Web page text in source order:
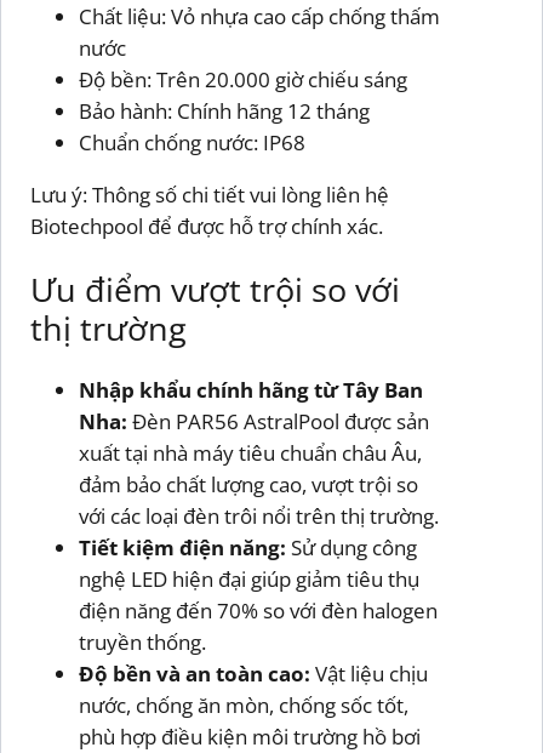
Chất liệu: Vỏ nhựa cao cấp chống thấm
nước
Độ bền: Trên 20.000 giờ chiếu sáng
Bảo hành: Chính hãng 12 tháng
Chuẩn chống nước: IP68
Lưu ý: Thông số chi tiết vui lòng liên hệ
Biotechpool để được hỗ trợ chính xác.
Ưu điểm vượt trội so với
thị trường
Nhập khẩu chính hãng từ Tây Ban
Nha: Đèn PAR56 AstralPool được sản
xuất tại nhà máy tiêu chuẩn châu Âu,
đảm bảo chất lượng cao, vượt trội so
với các loại đèn trôi nổi trên thị trường.
Tiết kiệm điện năng: Sử dụng công
nghệ LED hiện đại giúp giảm tiêu thụ
điện năng đến 70% so với đèn halogen
truyền thống.
Độ bền và an toàn cao: Vật liệu chịu
nước, chống ăn mòn, chống sốc tốt,
phù hợp điều kiện môi trường hồ bơi